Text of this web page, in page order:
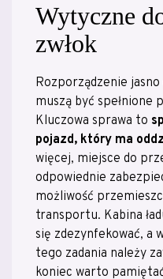
Wytyczne
zwłok
Rozporządzenie
muszą być spełnione
Kluczowa sprawa to
pojazd, który ma
więcej, miejsce do
odpowiednie
możliwość
transportu. Kabina
się zdezynfekować, a
tego zadania należy
koniec warto